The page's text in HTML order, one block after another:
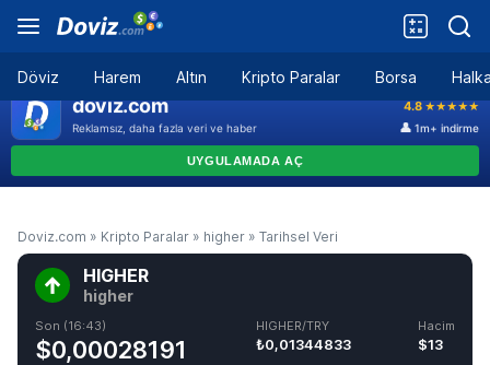
Döviz Harem Altın Kripto Paralar Borsa
Doviz.com » Kripto Paralar » higher » Tarihsel Veri
HIGHER
higher
Son (16:43)
$0,00028191
HIGHER/TRY
₺0,01344833
Hacim
$13